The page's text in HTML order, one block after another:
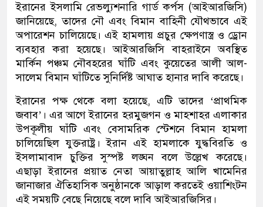
ইরানের ইসলামি রেভল্যুশনারি গার্ড কর্পস (আইআরজিসি)
জানিয়েছে, তাদের নৌ এবং বিমান বাহিনী যৌথভাবে এই
অপারেশন চালিয়েছে। এই হামলায় প্রচুর ক্ষেপণাস্ত্র ও ড্রোন
ব্যবহার করা হয়েছে। আইআরজিসি বাহরাইনে অবস্থিত
মার্কিন পঞ্চম নৌবহরের ঘাঁটি এবং কুয়েতের আলী আল-
সালেম বিমান ঘাঁটিতে সুনির্দিষ্ট আঘাত হানার দাবি করেছে।
ইরানের পক্ষ থেকে বলা হয়েছে, এটি তাদের ‘প্রাথমিক
জবাব’। এর আগে ইরানের হরমুজগন ও মাহশাহর এলাকার
উপকূলীয় ঘাঁটি এবং বেসামরিক স্টেশনে বিমান হামলা
চালিয়েছিল যুক্তরাষ্ট্র। ইরান এই হামলাকে যুদ্ধবিরতি ও
ইসলামাবাদ চুক্তির সুস্পষ্ট লঙ্ঘন বলে উল্লেখ করেছে।
এছাড়া ইরানের প্রয়াত নেতা আয়াতুল্লাহ আলি খামেনির
জানাজার ঐতিহাসিক অনুষ্ঠানকে আড়াল করতেই ওয়াশিংটন
এই সময়টি বেছে নিয়েছে বলে দাবি আইআরজিসির।